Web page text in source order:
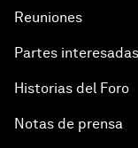
Reuniones
Partes interesadas
Historias del Foro
Notas de prensa